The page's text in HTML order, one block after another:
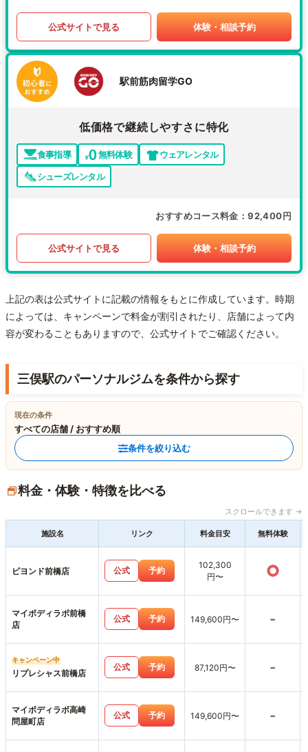
公式サイトで見る 体験・相談予約
駅前筋肉留学GO
低価格で継続しやすさに特化
食事指導 無料体験
ウェアレンタル
シューズレンタル
おすすめコース料金 92,400円
公式サイトで見る 体験・相談予約
上記の表は公式サイトに記載の情報をもとに作成しています。時期
によっては、キャンペーンで料金が割引されたり、店舗によって内
容が変わることもありますので、公式サイトでご確認ください。
三俣駅のパーソナルジムを条件から探す
現在の条件
すべての店舗 / おすすめ順
条件を絞り込む
料金・体験・特徴を比べる
スクロールできます →
施設名 リンク 料金目安 無料体験
ビヨンド前橋店 公式 予約
102,300
円〜
○
マイボディラボ前橋
店
公式 予約 149,600円〜 -
キャンペーン中
リプレシャス前橋店
公式 予約 87,120円〜 -
マイボディラボ高崎
問屋町店
公式 予約 149,600円〜 -